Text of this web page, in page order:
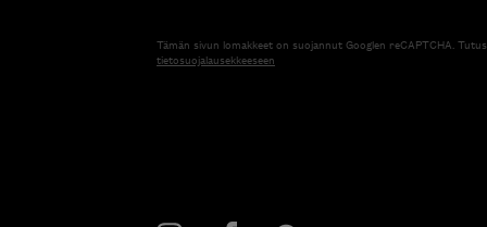
Tämän sivun lomakkeet on suojannut Googlen reCAPTCHA.
tietosuojalausekkeeseen